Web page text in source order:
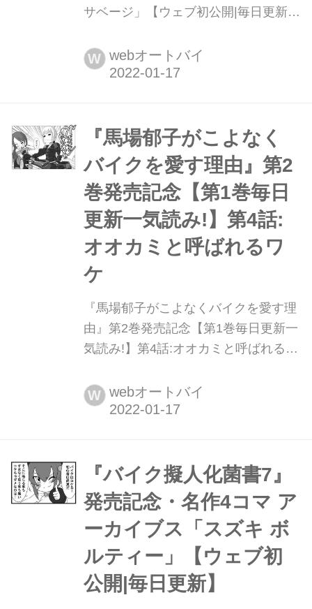
サベージ」【ウェブ初公開|毎日更新】
秀吉)は2022年1月19日発売!
W webオートバイ
『馬場郁子がこよなく
バイクを愛す理由』第2
巻発売記念【第1巻毎日
更新一気読み!】第4話:
オオカミと呼ばれるワ
ケ
『馬場郁子がこよなくバイクを愛す理
由』第2巻発売記念【第1巻毎日更新一
気読み!】第4話:オオカミと呼ばれるワ
を愛す理由2』(著:鈴木秀吉)は2022年1
月19日発売!
W webオートバイ
『バイク擬人化菌書7』
発売記念・名作4コマ ア
ーカイブス「スズキ ボ
ルティー」【ウェブ初
公開|毎日更新】